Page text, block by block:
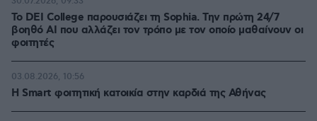
Το DEI College παρουσιάζει τη Sophia. Την πρώτη 24/7
βοηθό AI που αλλάζει τον τρόπο με τον οποίο μαθαίνουν οι
φοιτητές
Η Smart φοιτητική κατοικία στην καρδιά της Αθήνας
03.08.2026, 10:56